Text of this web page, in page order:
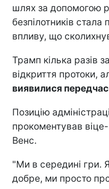
шлях за допомогою
безпілотників
впливу, що
Трамп кілька разів
відкриття протоки,
виявилися
Позицію
прокоментував
Венс.
"Ми в середині гри.
добре, ми просто